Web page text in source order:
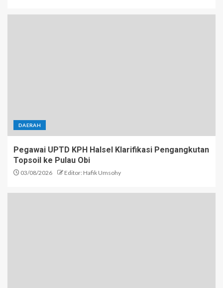
DAERAH
Pegawai UPTD KPH Halsel Klarifikasi Pengangkutan
Topsoil ke Pulau Obi
03/08/2026 Editor: Hafik Umsohy